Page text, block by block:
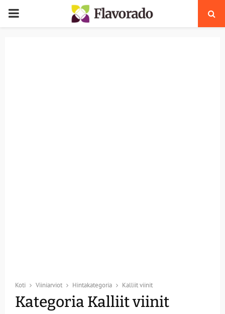
PRIMARY
Koti Viiniarviot Hintakategoria Kalliit viinit
Kategoria Kalliit viinit